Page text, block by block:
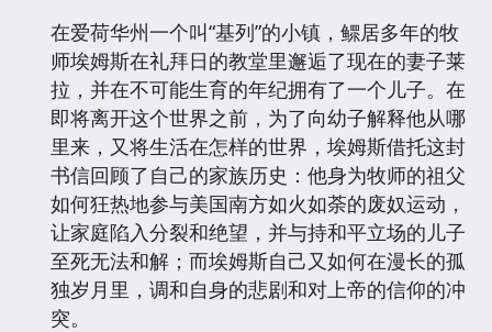
在爱荷华州一个叫“基列”的小镇，鳏居多年的牧
师埃姆斯在礼拜日的教堂里邂逅了现在的妻子莱
拉，并在不可能生育的年纪拥有了一个儿子。在
即将离开这个世界之前，为了向幼子解释他从哪
里来，又将生活在怎样的世界，埃姆斯借托这封
书信回顾了自己的家族历史：他身为牧师的祖父
如何狂热地参与美国南方如火如荼的废奴运动，
让家庭陷入分裂和绝望，并与持和平立场的儿子
至死无法和解；而埃姆斯自己又如何在漫长的孤
独岁月里，调和自身的悲剧和对上帝的信仰的冲
突。